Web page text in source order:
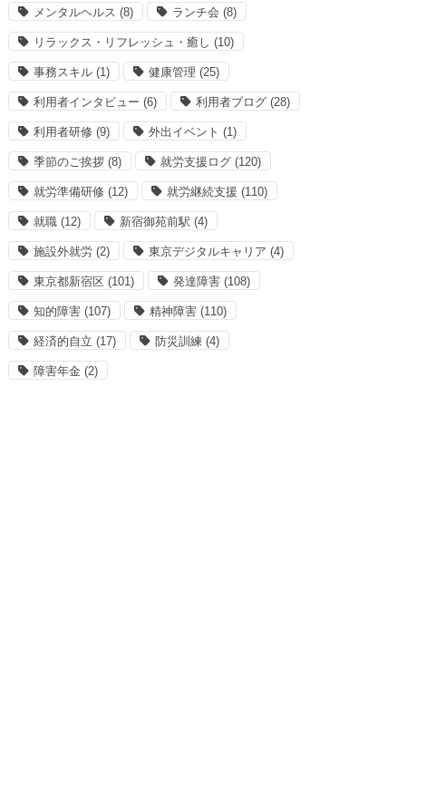
メンタルヘルス (8) ランチ会 (8)
リラックス・リフレッシュ・癒し (10)
事務スキル (1) 健康管理 (25)
利用者インタビュー (6) 利用者ブログ (28)
利用者研修 (9) 外出イベント (1)
季節のご挨拶 (8) 就労支援ログ (120)
就労準備研修 (12) 就労継続支援 (110)
就職 (12) 新宿御苑前駅 (4)
施設外就労 (2) 東京デジタルキャリア (4)
東京都新宿区 (101) 発達障害 (108)
知的障害 (107) 精神障害 (110)
経済的自立 (17) 防災訓練 (4)
障害年金 (2)